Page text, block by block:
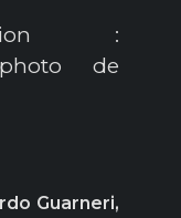
:
de
Guarneri,